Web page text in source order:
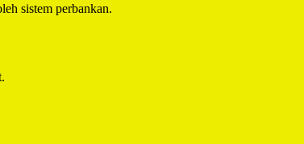
sistem perbankan.